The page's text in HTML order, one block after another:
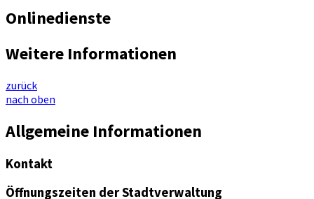
Onlinedienste
Weitere Informationen
zurück
nach oben
Allgemeine Informationen
Kontakt
Öffnungszeiten der Stadtverwaltung